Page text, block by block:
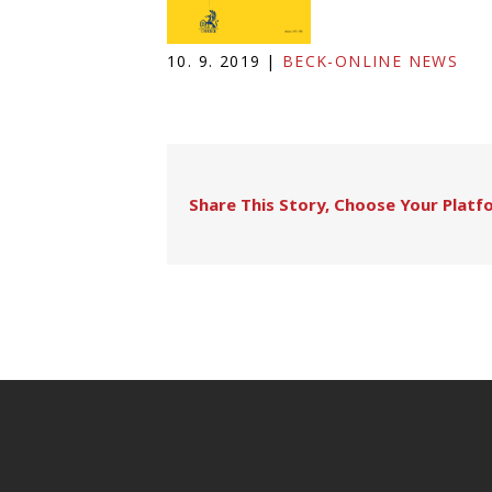
10. 9. 2019 | BECK-ONLINE NEWS
Share This Story, Choose Your